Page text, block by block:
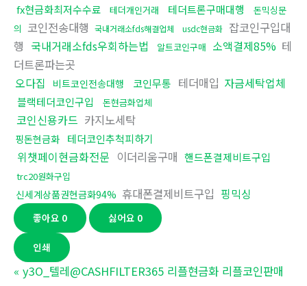
fx현금화최저수수료 테더개인거래 테더트론구매대행
돈믹싱문
의 코인전송대행 국내거래소fds해결업체 usdc현금화 잡코인구입대
행 국내거래소fds우회하는법 알트코인구매 소액결제85% 테
더트론파는곳
오다집
비트코인전송대행 코인무통 테더매입 자금세탁업체
블랙테더코인구입 돈현금화업체
코인신용카드 카지노세탁
핑돈현금화 테더코인추척피하기
위챗페이현금화전문 이더리움구매 핸드폰결제비트구입
trc20원화구입
신세계상품권현금화94% 휴대폰결제비트구입 핑믹싱
좋아요 0 싫어요 0
인쇄
« y3O_텔레@CASHFILTER365 리플현금화 리플코인판매